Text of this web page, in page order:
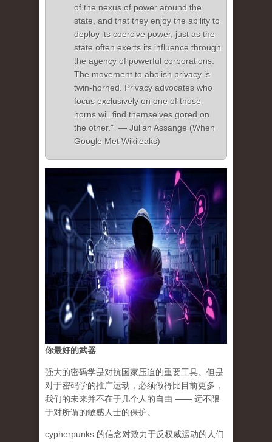
of the nexus of power around the
state, and that they enjoy the ability to
deploy its coercive power, just as the
state often exerts its influence through
the agency of powerful corporations.
The movement to abolish privacy is
twin-horned. Privacy advocates who
focus exclusively on one of those
horns will find themselves gored on
the other." — Julian Assange (When
Google Met Wikileaks)
你最好的武器
强大的密码学是对抗国家压迫的重要工具。但是
对于密码学的推广运动，必须做得比目前更多，
我们的未来并不在于几个人的自由 —— 远不限
于对所谓的敏感人士的保护。
cypherpunks 的信念对致力于反权威运动的人们